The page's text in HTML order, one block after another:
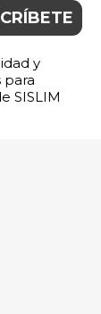
y
para
SISLIM